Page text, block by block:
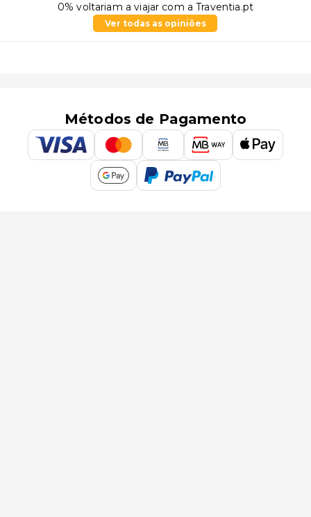
0% voltariam a viajar com a Traventia.pt
Ver todas as opiniões
Métodos de Pagamento